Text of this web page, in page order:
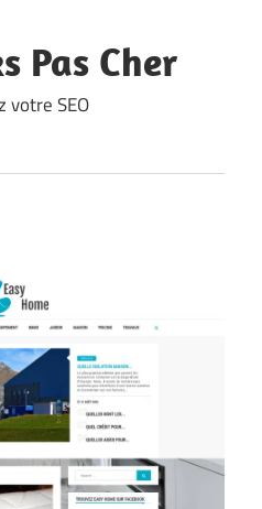
Pas Cher
votre SEO